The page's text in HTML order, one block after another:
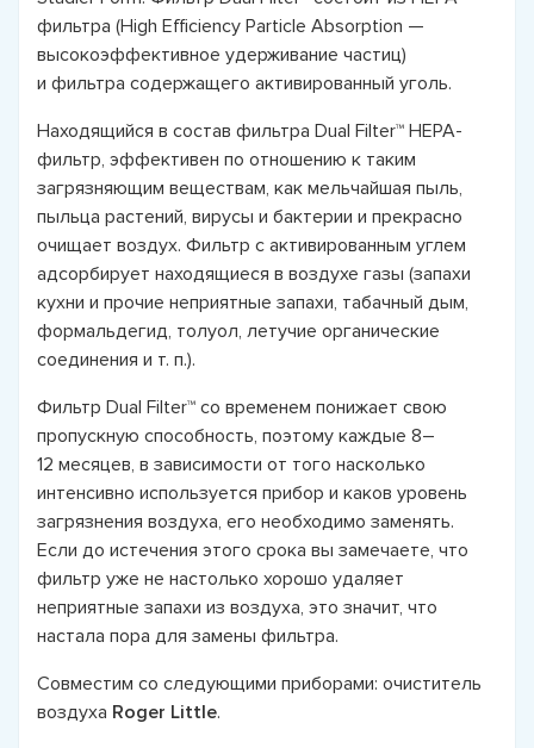
фильтра (High Efficiency Particle Absorption —
высокоэффективное удерживание частиц)
и фильтра содержащего активированный уголь.
Находящийся в состав фильтра Dual Filter™ HEPA-
фильтр, эффективен по отношению к таким
загрязняющим веществам, как мельчайшая пыль,
пыльца растений, вирусы и бактерии и прекрасно
очищает воздух. Фильтр с активированным углем
адсорбирует находящиеся в воздухе газы (запахи
кухни и прочие неприятные запахи, табачный дым,
формальдегид, толуол, летучие органические
соединения и т. п.).
Фильтр Dual Filter™ со временем понижает свою
пропускную способность, поэтому каждые 8–
12 месяцев, в зависимости от того насколько
интенсивно используется прибор и каков уровень
загрязнения воздуха, его необходимо заменять.
Если до истечения этого срока вы замечаете, что
фильтр уже не настолько хорошо удаляет
неприятные запахи из воздуха, это значит, что
настала пора для замены фильтра.
Совместим со следующими приборами: очиститель
воздуха Roger Little.